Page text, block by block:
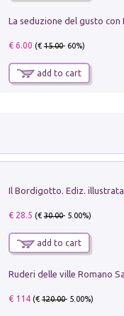
€ 6.00 (€15.00- 60%)
add to cart
Il Bordigotto. Ediz. illustrata
€ 28.5 (€30.00- 5.00%)
add to cart
€ 114(€120.00- 5.00%)